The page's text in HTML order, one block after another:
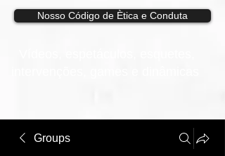
Nosso Código de Ètica e Conduta
Groups